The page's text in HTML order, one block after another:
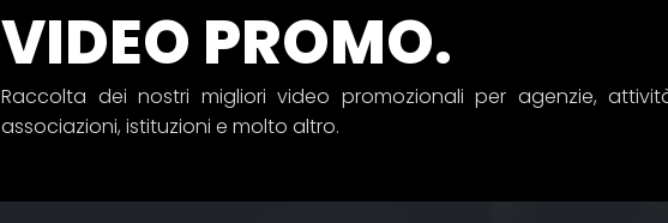
VIDEO PROMO.
Raccolta dei nostri migliori video promozionali per agenzie,
associazioni, istituzioni e molto altro.